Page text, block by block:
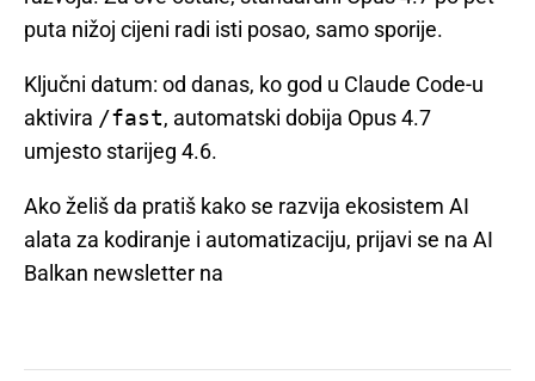
puta nižoj cijeni radi isti posao, samo sporije.
Ključni datum: od danas, ko god u Claude Code-u
aktivira /fast, automatski dobija Opus 4.7
umjesto starijeg 4.6.
Ako želiš da pratiš kako se razvija ekosistem AI
alata za kodiranje i automatizaciju, prijavi se na AI
Balkan newsletter na